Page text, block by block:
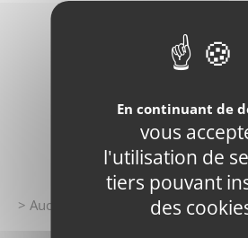
> Aucune perturbation prévue
En continuant de
vous
l'utilisation de
tiers pouvant
des